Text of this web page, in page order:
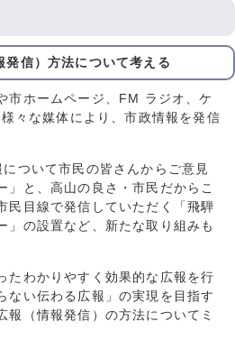
発信）方法について考える
ホームページ、FM ラジオ、ケ
々な媒体により、市政情報を発信
ついて市民の皆さんからご意見
」と、高山の良さ・市民だからこ
民目線で発信していただく「飛騨
」の設置など、新たな取り組みも
わかりやすく効果的な広報を行
ない伝わる広報」の実現を目指す
報（情報発信）の方法についてミ